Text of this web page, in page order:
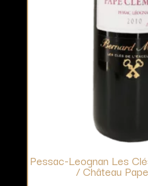
Pessac-Leognan Les
/ Château